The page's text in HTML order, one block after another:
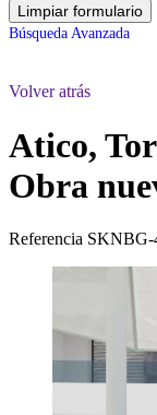
Limpiar formulario
Búsqueda Avanzada
Volver atrás
Atico,
Obra
Referencia SKNBG-